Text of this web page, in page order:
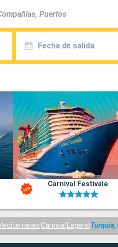
Fecha de salida
Carnival Festivale
Carnival Legend Turquía,